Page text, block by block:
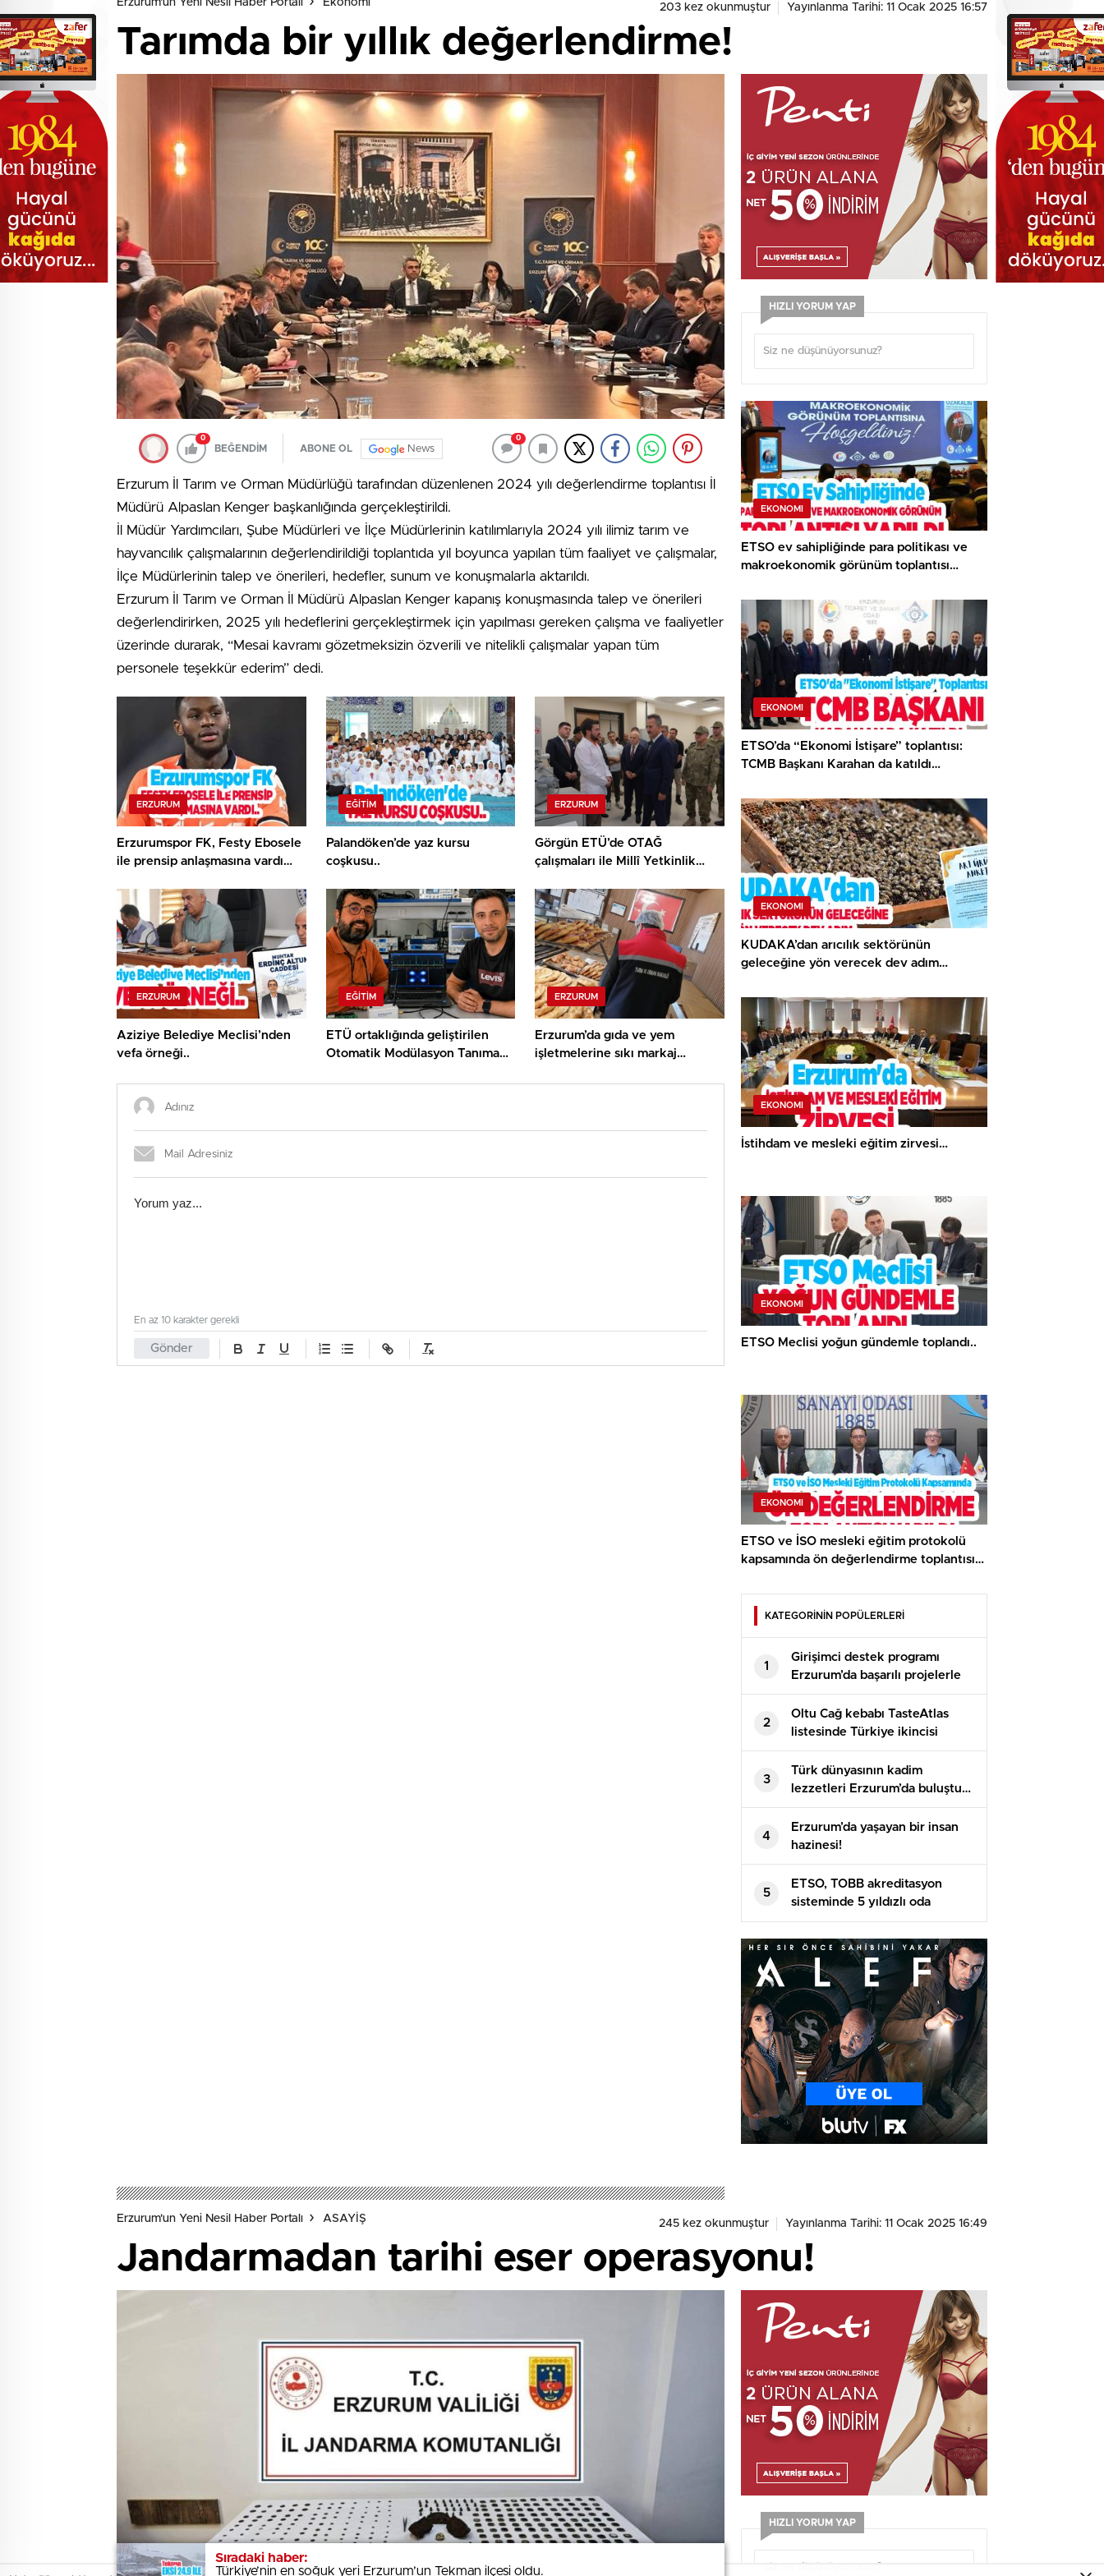
Erzurum'un Yeni Nesil Haber Portalı Ekonomi 203 kez okunmuştur Yayınlanma Tarihi: 11 Ocak 2025 16:57
Tarımda bir yıllık değerlendirme!
0
BEĞENDİM ABONE OL News
0
Erzurum İl Tarım ve Orman Müdürlüğü tarafından düzenlenen 2024 yılı değerlendirme toplantısı İl
Müdürü Alpaslan Kenger başkanlığında gerçekleştirildi.
İl Müdür Yardımcıları, Şube Müdürleri ve İlçe Müdürlerinin katılımlarıyla 2024 yılı ilimiz tarım ve
hayvancılık çalışmalarının değerlendirildiği toplantıda yıl boyunca yapılan tüm faaliyet ve çalışmalar,
İlçe Müdürlerinin talep ve önerileri, hedefler, sunum ve konuşmalarla aktarıldı.
Erzurum İl Tarım ve Orman İl Müdürü Alpaslan Kenger kapanış konuşmasında talep ve önerileri
değerlendirirken, 2025 yılı hedeflerini gerçekleştirmek için yapılması gereken çalışma ve faaliyetler
üzerinde durarak, “Mesai kavramı gözetmeksizin özverili ve nitelikli çalışmalar yapan tüm
personele teşekkür ederim” dedi.
ERZURUM
Erzurumspor FK, Festy Ebosele
ile prensip anlaşmasına vardı…
EĞITIM
Palandöken’de yaz kursu
coşkusu..
ERZURUM
Görgün ETÜ’de OTAĞ
çalışmaları ile Millî Yetkinlik
gördü…
ERZURUM
Aziziye Belediye Meclisi’nden
vefa örneği..
EĞITIM
ETÜ ortaklığında geliştirilen
Otomatik Modülasyon Tanıma
ERZURUM
Erzurum’da gıda ve yem
işletmelerine sıkı markaj…
Gönder
En az 10 karakter gerekli
Sıradaki haber:
Türkiye’nin en soğuk yeri Erzurum’un Tekman ilçesi oldu.
HIZLI YORUM YAP
EKONOMI
ETSO ev sahipliğinde para politikası ve
makroekonomik görünüm toplantısı
EKONOMI
ETSO’da “Ekonomi İstişare” toplantısı:
TCMB Başkanı Karahan da katıldı…
EKONOMI
KUDAKA’dan arıcılık sektörünün
geleceğine yön verecek dev adım…
EKONOMI
İstihdam ve mesleki eğitim zirvesi…
EKONOMI
ETSO Meclisi yoğun gündemle toplandı..
EKONOMI
ETSO ve İSO mesleki eğitim protokolü
kapsamında ön değerlendirme toplantısı
KATEGORİNİN POPÜLERLERİ
1
Girişimci destek programı
Erzurum’da başarılı projelerle
devam ediyor
2
Oltu Cağ kebabı TasteAtlas
listesinde Türkiye ikincisi
oldu…
3
Türk dünyasının kadim
lezzetleri Erzurum’da buluştu…
4
Erzurum’da yaşayan bir insan
hazinesi!
5
ETSO, TOBB akreditasyon
sisteminde 5 yıldızlı oda
statüsüne yükseldi..
Erzurum'un Yeni Nesil Haber Portalı ASAYİŞ 245 kez okunmuştur Yayınlanma Tarihi: 11 Ocak 2025 16:49
Jandarmadan tarihi eser operasyonu!
Sıradaki haber:
Türkiye’nin en soğuk yeri Erzurum’un Tekman ilçesi oldu.
HIZLI YORUM YAP